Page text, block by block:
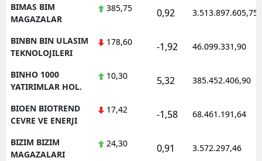
BIMAS BIM
MAGAZALAR
385,75 0,92 3.513.897.605,75
BINBN BIN ULASIM
TEKNOLOJILERI
178,60 -1,92 46.099.331,90
BINHO 1000
YATIRIMLAR HOL.
10,30 5,32 385.452.406,90
BIOEN BIOTREND
CEVRE VE ENERJI
17,42 -1,58 68.461.191,64
BIZIM BIZIM
MAGAZALARI
24,30 0,91 3.572.297,46